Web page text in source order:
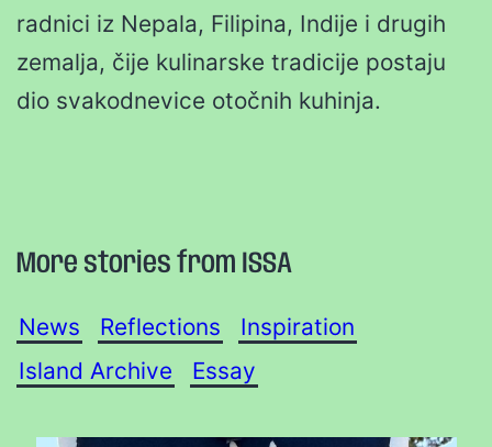
radnici iz Nepala, Filipina, Indije i drugih
zemalja, čije kulinarske tradicije postaju
dio svakodnevice otočnih kuhinja.
More stories from ISSA
News Reflections
Inspiration
Island Archive
Essay